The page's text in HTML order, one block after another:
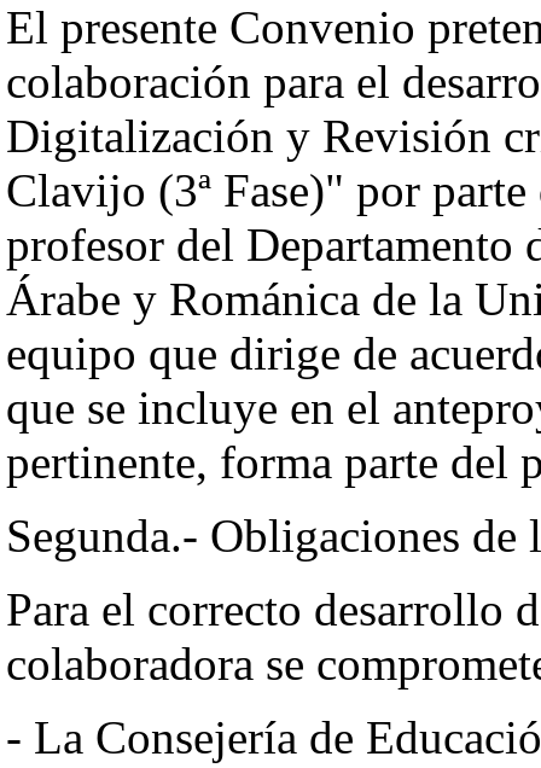
El presente Convenio
colaboración para el
Digitalización y Revisión
Clavijo (3ª Fase)" por
profesor del Departamento
Árabe y Románica de la
equipo que dirige de
que se incluye en el
pertinente, forma parte del
Segunda.- Obligaciones de
Para el correcto desarrollo
colaboradora se
- La Consejería de